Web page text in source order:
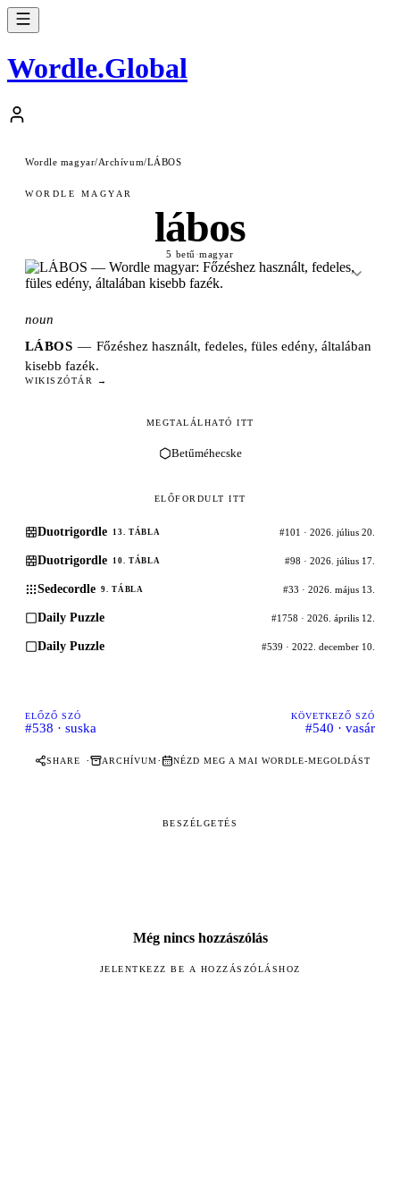
Wordle.Global
Wordle magyar/Archívum/LÁBOS
WORDLE MAGYAR
lábos
5 betű ·magyar
noun
LÁBOS — Főzéshez használt, fedeles, füles edény, általában
kisebb fazék.
WIKISZÓTÁR →
MEGTALÁLHATÓ ITT
Betűméhecske
ELŐFORDULT ITT
Duotrigordle 13. TÁBLA #101 · 2026. július 20.
Duotrigordle 10. TÁBLA #98 · 2026. július 17.
Sedecordle 9. TÁBLA #33 · 2026. május 13.
Daily Puzzle #1758 · 2026. április 12.
Daily Puzzle #539 · 2022. december 10.
ELŐZŐ SZÓ
#538 · suska
KÖVETKEZŐ SZÓ
#540 · vasár
SHARE · ARCHÍVUM· NÉZD MEG A MAI WORDLE-MEGOLDÁST
BESZÉLGETÉS
Még nincs hozzászólás
JELENTKEZZ BE A HOZZÁSZÓLÁSHOZ